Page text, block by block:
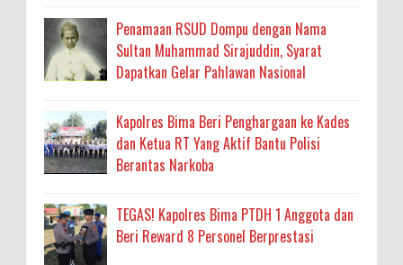
Penamaan RSUD Dompu dengan Nama
Sultan Muhammad Sirajuddin, Syarat
Dapatkan Gelar Pahlawan Nasional
Kapolres Bima Beri Penghargaan ke Kades
dan Ketua RT Yang Aktif Bantu Polisi
Berantas Narkoba
TEGAS! Kapolres Bima PTDH 1 Anggota dan
Beri Reward 8 Personel Berprestasi